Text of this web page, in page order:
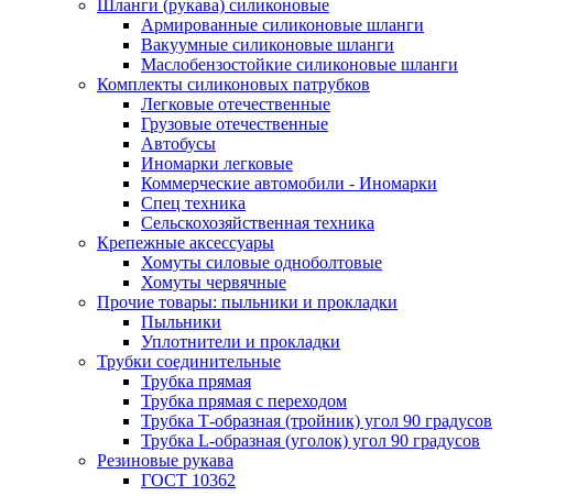
Шланги (рукава) силиконовые
Армированные силиконовые шланги
Вакуумные силиконовые шланги
Маслобензостойкие силиконовые шланги
Комплекты силиконовых патрубков
Легковые отечественные
Грузовые отечественные
Автобусы
Иномарки легковые
Коммерческие автомобили - Иномарки
Спец техника
Сельскохозяйственная техника
Крепежные аксессуары
Хомуты силовые одноболтовые
Хомуты червячные
Прочие товары: пыльники и прокладки
Пыльники
Уплотнители и прокладки
Трубки соединительные
Трубка прямая
Трубка прямая с переходом
Трубка Т-образная (тройник) угол 90 градусов
Трубка L-образная (уголок) угол 90 градусов
Резиновые рукава
ГОСТ 10362